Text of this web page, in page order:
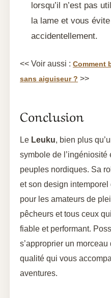
lorsqu’il n’est pas
la lame et vous
accidentellement.
<< Voir aussi : Comment
sans aiguiseur ? >>
Conclusion
Le Leuku, bien plus
symbole de l’ingéniosité
peuples nordiques. Sa
et son design
pour les amateurs de
pêcheurs et tous ceux
fiable et performant.
s’approprier un
qualité qui vous
aventures.